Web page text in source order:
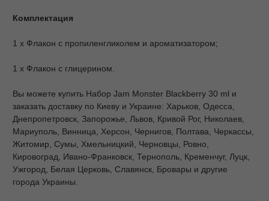
Комплектация
1 х Флакон с пропиленгликолем и ароматизатором;
1 х Флакон с глицерином.
Вы можете купить Набор Jam Monster Blackberry 30 ml и
заказать доставку по Киеву и Украине: Харьков, Одесса,
Днепропетровск, Запорожье, Львов, Кривой Рог, Николаев,
Мариуполь, Винница, Херсон, Чернигов, Полтава, Черкассы,
Житомир, Сумы, Хмельницкий, Черновцы, Ровно,
Кировоград, Ивано-Франковск, Тернополь, Кременчуг, Луцк,
Ужгород, Белая Церковь, Славянск, Бровары и другие
города Украины.